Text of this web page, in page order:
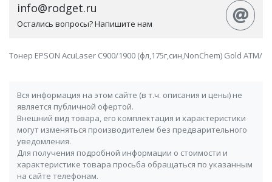
info@rodget.ru
Остались вопросы? Напишите нам
Тонер EPSON AcuLaser C900/1900 (фл,175г,син,NonChem) Gold ATM/
Вся информация на этом сайте (в т.ч. описания и цены) не
является публичной офертой.
Внешний вид товара, его комплектация и характеристики
могут изменяться производителем без предварительного
уведомления.
Для получения подробной информации о стоимости и
характеристике товара просьба обращаться по указанным
на сайте телефонам.